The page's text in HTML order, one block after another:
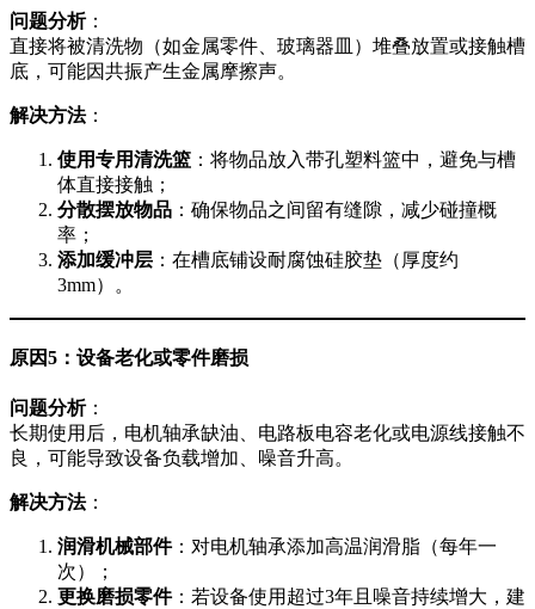
问题分析：
直接将被清洗物（如金属零件、玻璃器皿）堆叠放置或接触槽
底，可能因共振产生金属摩擦声。
解决方法：
使用专用清洗篮 ：将物品放入带孔塑料篮中，避免与槽
体直接接触；
分散摆放物品 ：确保物品之间留有缝隙，减少碰撞概
率；
添加缓冲层 ：在槽底铺设耐腐蚀硅胶垫（厚度约
3mm）。
原因5：设备老化或零件磨损
问题分析：
长期使用后，电机轴承缺油、电路板电容老化或电源线接触不
良，可能导致设备负载增加、噪音升高。
解决方法：
润滑机械部件：对电机轴承添加高温润滑脂（每年一
次）；
更换磨损零件：若设备使用超过3年且噪音持续增大，建